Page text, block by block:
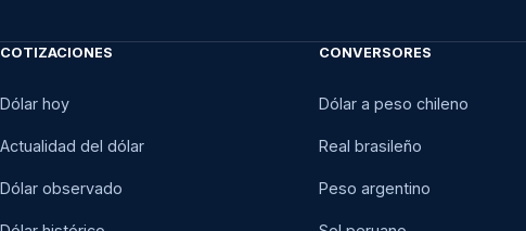
COTIZACIONES
Dólar hoy
Actualidad del dólar
Dólar observado
CONVERSORES
Dólar a peso chileno
Real brasileño
Peso argentino